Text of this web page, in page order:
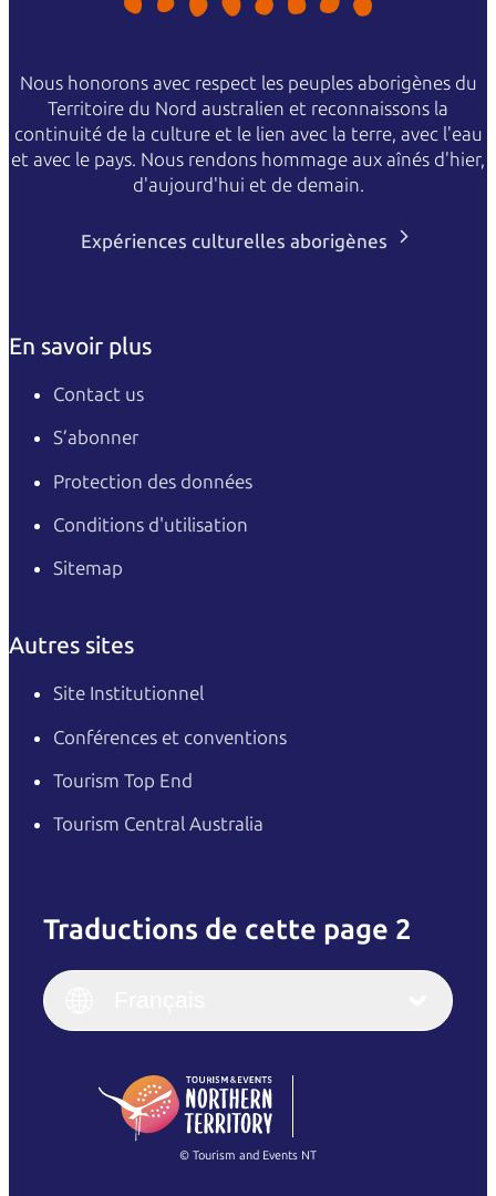
Nous honorons avec respect les peuples aborigènes du
Territoire du Nord australien et reconnaissons la
continuité de la culture et le lien avec la terre, avec l'eau
et avec le pays. Nous rendons hommage aux aînés d'hier,
d'aujourd'hui et de demain.
Expériences culturelles aborigènes
En savoir plus
Contact us
S’abonner
Protection des données
Conditions d'utilisation
Sitemap
Autres sites
Site Institutionnel
Conférences et conventions
Tourism Top End
Tourism Central Australia
Traductions de cette page 2
English
(Singapore)
Français
Italiano
繁體中文
© Tourism and Events NT